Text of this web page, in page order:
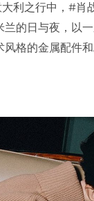
利之行中，#
兰的日与夜，以
格的金属配件和